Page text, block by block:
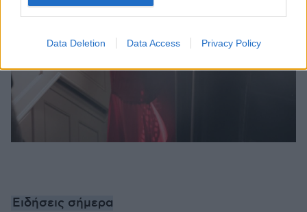
Data Deletion Data Access Privacy Policy
Ειδήσεις σήμερα